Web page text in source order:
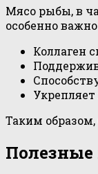
Мясо рыбы, в
особенно
Коллаген
Таким